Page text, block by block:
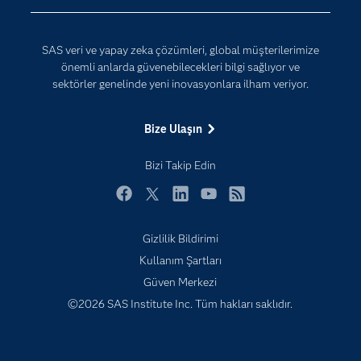
SAS veri ve yapay zeka çözümleri, global müşterilerimize
önemli anlarda güvenebilecekleri bilgi sağlıyor ve
sektörler genelinde yeni inovasyonlara ilham veriyor.
Bize Ulaşın
Bizi Takip Edin
Erişebilirlik
Etkinlikler
Eğitimciler için
Geliştiriciler
Kariyer
Nesnelerin İnterneti (IoT)
SAS Viya
Gizlilik Bildirimi
Kullanım Şartları
Güven Merkezi
©2026 SAS Institute Inc. Tüm hakları saklıdır.